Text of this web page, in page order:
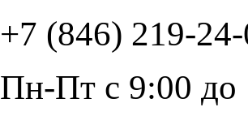
+7 (846) 219-
Пн-Пт с 9:00 до